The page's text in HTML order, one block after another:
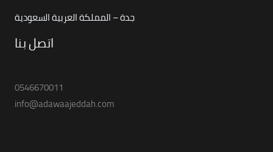
جدة – المملكة العربية السعودية
اتصل بنا